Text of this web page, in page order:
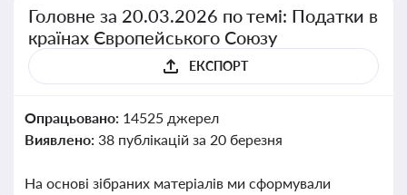
Головне за 20.03.2026 по темі: Податки в
країнах Європейського Союзу
ЕКСПОРТ
Опрацьовано: 14525 джерел
Виявлено: 38 публікацій за 20 березня
На основі зібраних матеріалів ми сформували